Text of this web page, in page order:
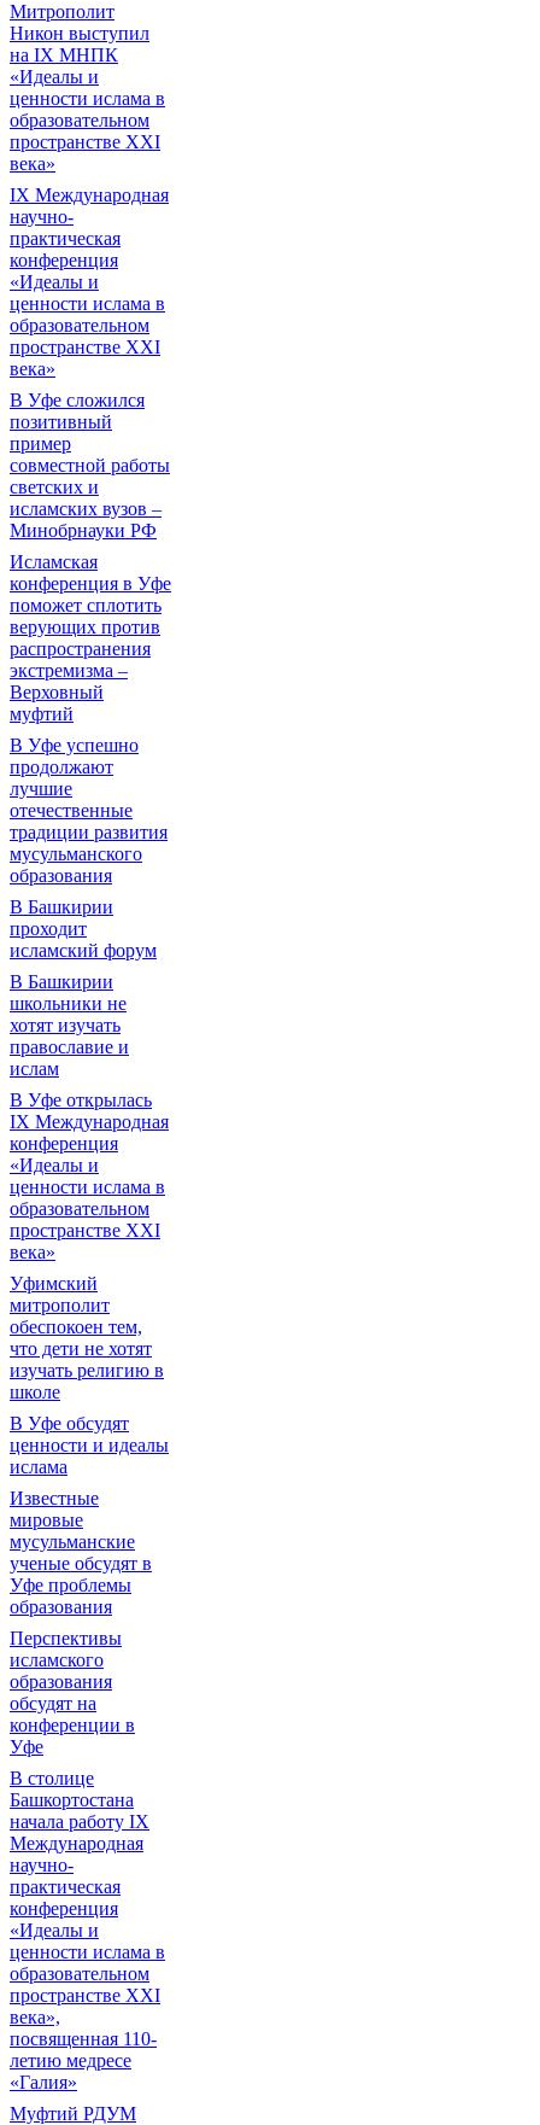
Митрополит
Никон выступил
на IX МНПК
«Идеалы и
ценности ислама в
образовательном
пространстве XXI
века»
IX Международная
научно-
практическая
конференция
«Идеалы и
ценности ислама в
образовательном
пространстве XXI
века»
В Уфе сложился
позитивный
пример
совместной работы
светских и
исламских вузов –
Минобрнауки РФ
Исламская
конференция в Уфе
поможет сплотить
верующих против
распространения
экстремизма –
Верховный
муфтий
В Уфе успешно
продолжают
лучшие
отечественные
традиции развития
мусульманского
образования
В Башкирии
проходит
исламский форум
В Башкирии
школьники не
хотят изучать
православие и
ислам
В Уфе открылась
IX Международная
конференция
«Идеалы и
ценности ислама в
образовательном
пространстве XXI
века»
Уфимский
митрополит
обеспокоен тем,
что дети не хотят
изучать религию в
школе
В Уфе обсудят
ценности и идеалы
ислама
Известные
мировые
мусульманские
ученые обсудят в
Уфе проблемы
образования
Перспективы
исламского
образования
обсудят на
конференции в
Уфе
В столице
Башкортостана
начала работу IX
Международная
научно-
практическая
конференция
«Идеалы и
ценности ислама в
образовательном
пространстве XXI
века»,
посвященная 110-
летию медресе
«Галия»
Муфтий РДУМ